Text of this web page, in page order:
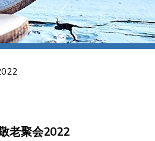
老聚会2022